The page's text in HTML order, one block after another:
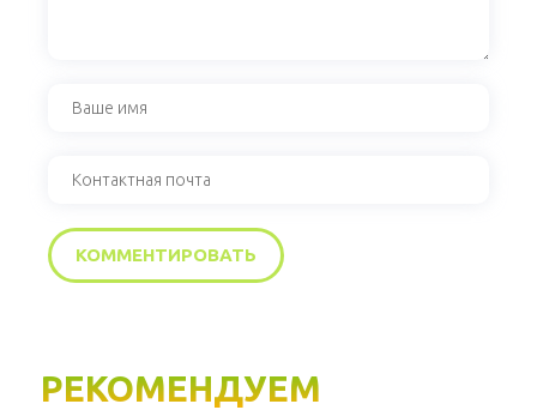
РЕКОМЕНДУЕМ